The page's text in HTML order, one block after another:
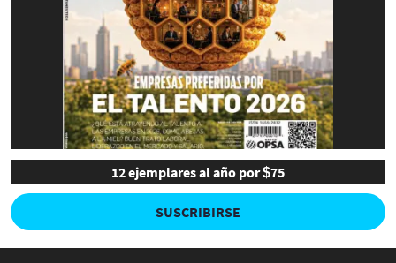
12 ejemplares al año por $75
SUSCRIBIRSE